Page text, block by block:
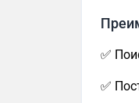
✅
✅